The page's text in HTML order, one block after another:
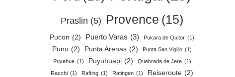
Praslin (5) Provence (15)
Pucon (2) Puerto Varas (3) Pukara de Quitor (1)
Puno (2) Punta Arenas (2) Punta San Vigilio (1)
Puyehue (1) Puyuhuapi (2) Quebrada de Jere (1)
Racchi (1) Rafting (1) Ratingen (1) Reiseroute (2)